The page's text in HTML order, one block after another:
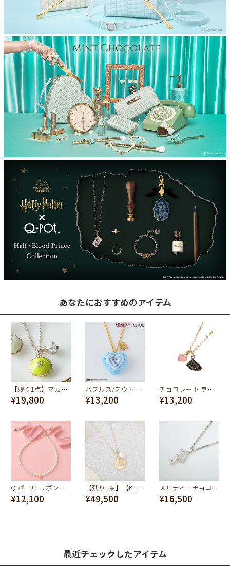
あなたにおすすめのアイテム
【残り1点】マカロンシルバー ネックレス (ピスタチオ)
¥19,800
バブルス/スウィートケーキ ネックレス【パワーパフ ガールズ】
¥13,200
チョコレート ラバーズ ネックレス (ピンク)
¥13,200
Q パール リボンネックレス（クラシック ピンク）
¥12,100
【残り1点】【K10】シーシェル ネックレス
¥49,500
メルティーチョコレート ネックレス（シルバー）
¥16,500
最近チェックしたアイテム